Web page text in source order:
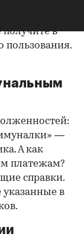
получите в
пользования.
—
А как
платежам?
справки.
указанные в